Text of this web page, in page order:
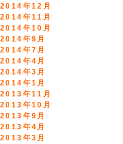
2014年12月
2014年11月
2014年10月
2014年9月
2014年7月
2014年4月
2014年3月
2014年1月
2013年11月
2013年10月
2013年9月
2013年4月
2013年3月